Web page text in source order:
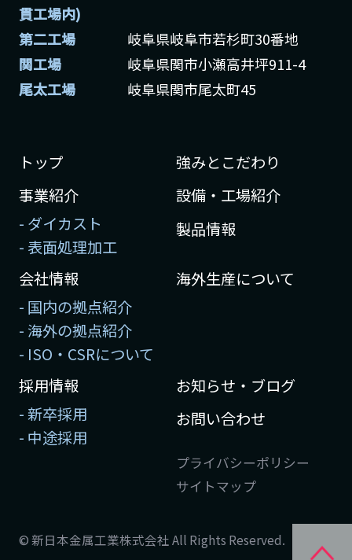
貫工場内)
第二工場
岐阜県岐阜市若杉町30番地
関工場
岐阜県関市小瀬高井坪911-4
尾太工場
岐阜県関市尾太町45
トップ
強みとこだわり
事業紹介
- ダイカスト
- 表面処理加工
設備・工場紹介
製品情報
海外生産について
会社情報
- 国内の拠点紹介
- 海外の拠点紹介
- ISO・CSRについて
採用情報
- 新卒採用
- 中途採用
お知らせ・ブログ
お問い合わせ
プライバシーポリシー
サイトマップ
© 新日本金属工業株式会社 All Rights Reserved.